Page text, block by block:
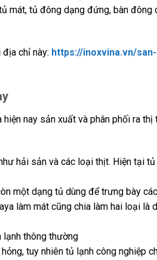
mát, tủ đông dạng đứng, bàn đông
chỉ này: https://inoxvina.vn/san-
nay sản xuất và phân phối ra thị
hải sản và các loại thịt. Hiện tại tủ
một dạng tủ dùng để trưng bày
làm mát cũng chia làm hai loại là
lạnh thông thường
tuy nhiên tủ lạnh công nghiệp